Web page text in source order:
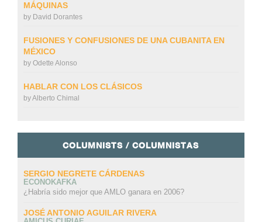
MÁQUINAS
by David Dorantes
FUSIONES Y CONFUSIONES DE UNA CUBANITA EN
MÉXICO
by Odette Alonso
HABLAR CON LOS CLÁSICOS
byAlberto Chimal
COLUMNISTS / COLUMNISTAS
SERGIO NEGRETE CÁRDENAS
ECONOKAFKA
¿Habría sido mejor que AMLO ganara en 2006?
JOSÉ ANTONIO AGUILAR RIVERA